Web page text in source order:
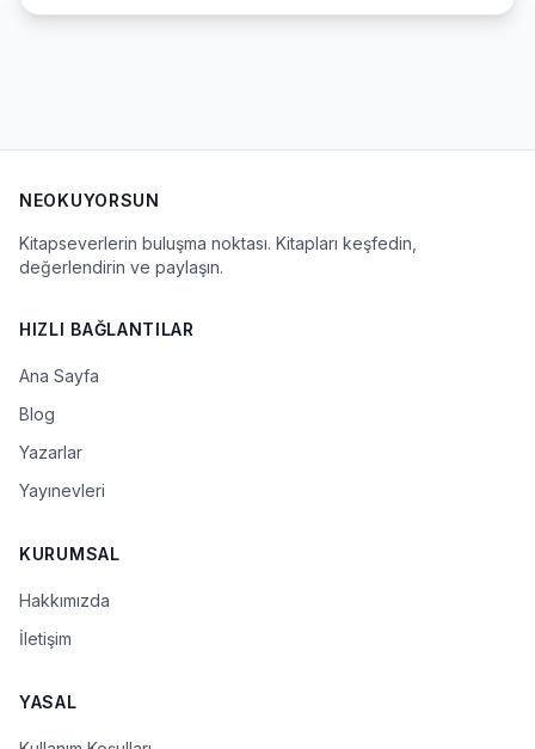
NEOKUYORSUN
Kitapseverlerin buluşma noktası. Kitapları keşfedin,
değerlendirin ve paylaşın.
HIZLI BAĞLANTILAR
Ana Sayfa
Blog
Yazarlar
Yayınevleri
KURUMSAL
Hakkımızda
İletişim
YASAL